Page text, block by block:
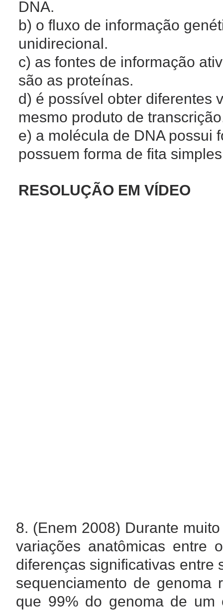
DNA.
b) o fluxo de informação
unidirecional.
c) as fontes de informação
são as proteínas.
d) é possível obter diferentes
mesmo produto de
e) a molécula de DNA possui
possuem forma de fita
RESOLUÇÃO EM VÍDEO
8. (Enem 2008) Durante
variações anatômicas entre
diferenças significativas entre
sequenciamento de genoma
que 99% do genoma de um